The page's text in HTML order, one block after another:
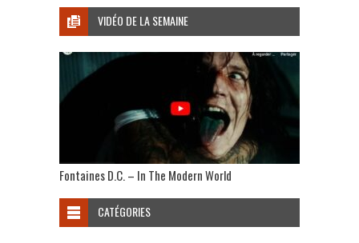
VIDÉO DE LA SEMAINE
Fontaines D.C. – In The Modern World
CATÉGORIES